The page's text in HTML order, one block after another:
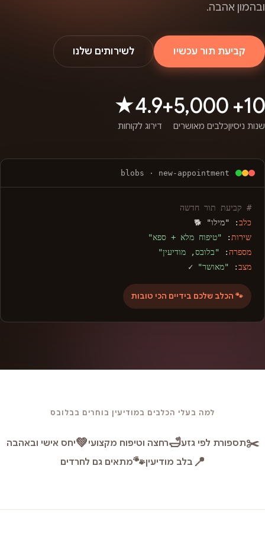
ובהמון אהבה.
קביעת תור עכשיו לשירותים שלנו
10+
שנות ניסיון
5,000+
כלבים מאושרים
4.9★
דירוג לקוחות
blobs · new-appointment
# קביעת תור חדשה
כלב: "מילו" 🐕
שירות : "טיפוח מלא + ספא"
מספרה: "בלובס, מודיעין"
מצב: "מאושר" ✓
🐾 הכלב שלכם בידיים הכי טובות
למה בעלי הכלבים במודיעין בוחרים בבלובס
✂️תספורת לפי גזע🛁רחצה וטיפוח מקצועי💚יחס אישי ובאהבה
📍 בלב מודיעין🐾מתאים גם לחרדים